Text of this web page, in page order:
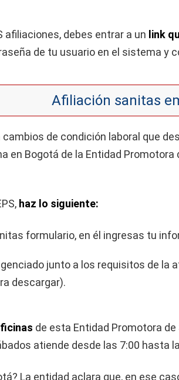
afiliaciones, debes entrar a un link
de tu usuario en el sistema y
Afiliación sanitas
de condición laboral que
en Bogotá de la Entidad
haz lo siguiente:
formulario, en él ingresas tu
junto a los requisitos de la
descargar).
de esta Entidad Promotora
atiende desde las 7:00 hasta
La entidad aclara que, en ese